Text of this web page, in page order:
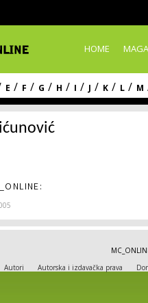
HOME
E / F / G / H / I / J / K / L / M
Autori
Autorska i izdavačka prava